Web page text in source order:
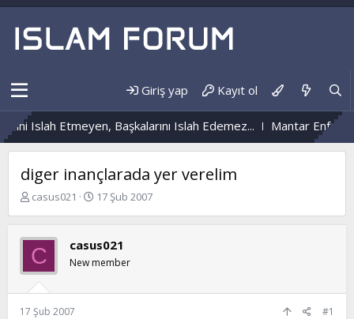
Giriş yap Kayıt ol
Islah Etmeyen, Başkalarını Islah Edemez... Mantar
diger inançlarada yer verelim
K
b
u
y
u
b
a
casus021
B
a
n
ı
17 Şub 2007
C casus021
New member
17 Şub 2007 #1